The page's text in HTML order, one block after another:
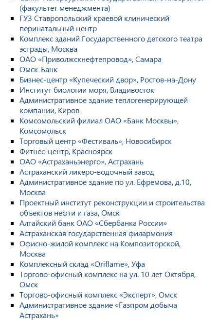
(факультет менеджмента)
ГУЗ Ставропольский краевой клинический
перинатальный центр
Комплекс зданий Государственного детского театра
эстрады, Москва
ОАО «Приволжскнефтепровод», Самара
Омск-Банк
Бизнес-центр «Купеческий двор», Ростов-на-Дону
Институт биологии моря, Владивосток
Административное здание теплогенерирующей
компании, Киров
Комсомольский филиал ОАО «Банк Москвы»,
Комсомольск
Торговый центр «Фестиваль», Новосибирск
Фитнес-центр, Красноярск
ОАО «Астраханьэнерго», Астрахань
Астраханский ликеро-водочный завод
Административное здание по ул. Ефремова, д.10,
Москва
Проектный институт реконструкции и строительства
объектов нефти и газа, Омск
Алтайский банк ОАО «Сбербанка России»
Астраханская государственная филармония
Офисно-жилой комплекс на Композиторской,
Москва
Комплексный склад «Oriflame», Уфа
Торгово-офисный комплекс на ул. 10 лет Октября,
Омск
Торгово-офисный комплекс «Эксперт», Омск
Административное здание «Газпром добыча
Астрахань»